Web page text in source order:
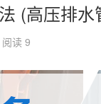
(高压排
阅读 9